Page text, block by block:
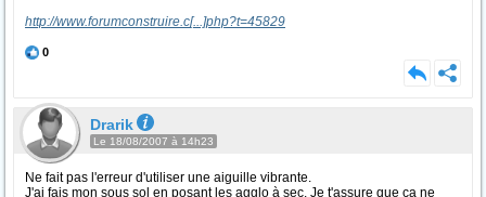
http://www.forumconstruire.c[...]php?t=45829
0
Drarik
Le 18/08/2007 à 14h23
Ne fait pas l'erreur d'utiliser une aiguille vibrante.
J'ai fais mon sous sol en posant les agglo à sec. Je t'assure que ça ne